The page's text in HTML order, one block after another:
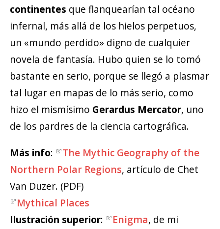
continentes que flanquearían tal océano
infernal, más allá de los hielos perpetuos,
un «mundo perdido» digno de cualquier
novela de fantasía. Hubo quien se lo tomó
bastante en serio, porque se llegó a plasmar
tal lugar en mapas de lo más serio, como
hizo el mismísimo Gerardus Mercator, uno
de los pardres de la ciencia cartográfica.
Más info:
The Mythic Geography of the
Northern Polar Regions, artículo de Chet
Van Duzer. (PDF)
Mythical Places
Ilustración superior: Enigma, de mi